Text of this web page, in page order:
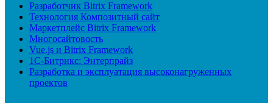
Разработчик Bitrix Framework
Технология Композитный сайт
Маркетплейс Bitrix Framework
Многосайтовость
Vue.js и Bitrix Framework
1С-Битрикс: Энтерпрайз
Разработка и эксплуатация высоконагруженных
проектов